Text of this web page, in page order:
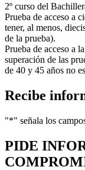
2º curso del
Prueba de acceso a
tener, al menos,
de la prueba).
Prueba de acceso a
superación de las
de 40 y 45 años no
Recibe
"*" señala los
PIDE